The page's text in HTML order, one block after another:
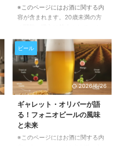
※このページにはお酒に関する内
容が含まれます。20歳未満の方
所におけるタンク洗浄、衛生管
理、そして包装ラインの効率化が
いかに重要か、そしてそれらを実
現するための具体的な方法につい
て詳しく解説します。生産性向上
とコスト削減に繋がるヒントが満
載です。 醸造所の衛生管理がな
ぜ重要なのか ビール醸造所にと
って、衛生管理は単に清潔さを保
つ以上の意味を持ちます。これ
ビール
2026/6/26
ギャレット・オリバーが語
る！フォニオビールの風味
と未来
※このページにはお酒に関する内